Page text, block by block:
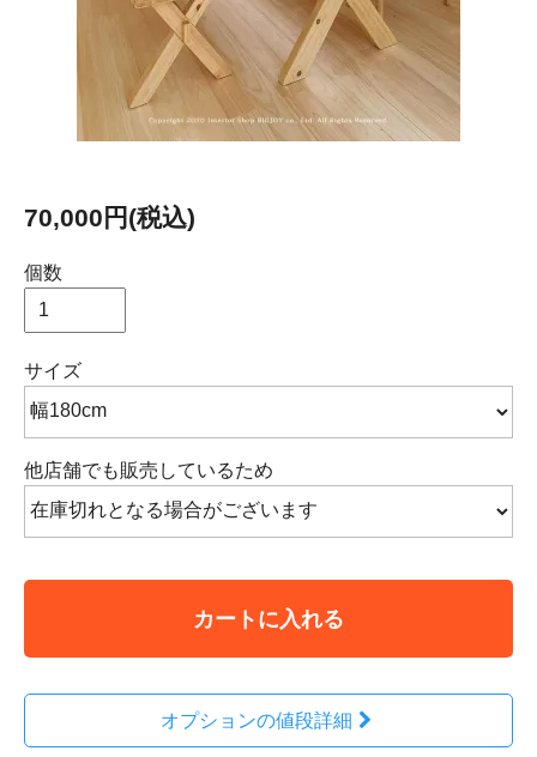
70,000円(税込)
個数
サイズ
他店舗でも販売しているため
カートに入れる
オプションの値段詳細